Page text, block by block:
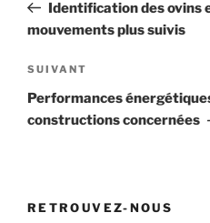
l’article
Identification des ovins
mouvements plus suivis
Article
suivant
SUIVANT
Performances
constructions concernées
RETROUVEZ-NOUS